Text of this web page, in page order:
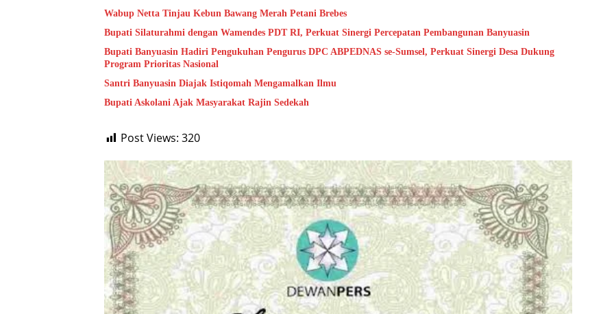
Wabup Netta Tinjau Kebun Bawang Merah Petani Brebes
Bupati Silaturahmi dengan Wamendes PDT RI, Perkuat Sinergi Percepatan Pembangunan Banyuasin
Bupati Banyuasin Hadiri Pengukuhan Pengurus DPC ABPEDNAS se-Sumsel, Perkuat Sinergi Desa Dukung
Program Prioritas Nasional
Santri Banyuasin Diajak Istiqomah Mengamalkan Ilmu
Bupati Askolani Ajak Masyarakat Rajin Sedekah
Post Views: 320